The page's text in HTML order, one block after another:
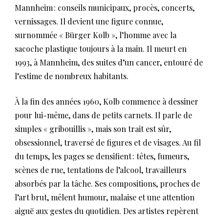
Mannheim : conseils municipaux, procès, concerts,
vernissages. Il devient une figure connue,
surnommée « Bürger Kolb », l’homme avec la
sacoche plastique toujours à la main. Il meurt en
1993, à Mannheim, des suites d’un cancer, entouré de
l’estime de nombreux habitants.
À la fin des années 1960, Kolb commence à dessiner
pour lui-même, dans de petits carnets. Il parle de
simples « gribouillis », mais son trait est sûr,
obsessionnel, traversé de figures et de visages. Au fil
du temps, les pages se densifient : têtes, fumeurs,
scènes de rue, tentations de l’alcool, travailleurs
absorbés par la tâche. Ses compositions, proches de
l’art brut, mêlent humour, malaise et une attention
aiguë aux gestes du quotidien. Des artistes repèrent